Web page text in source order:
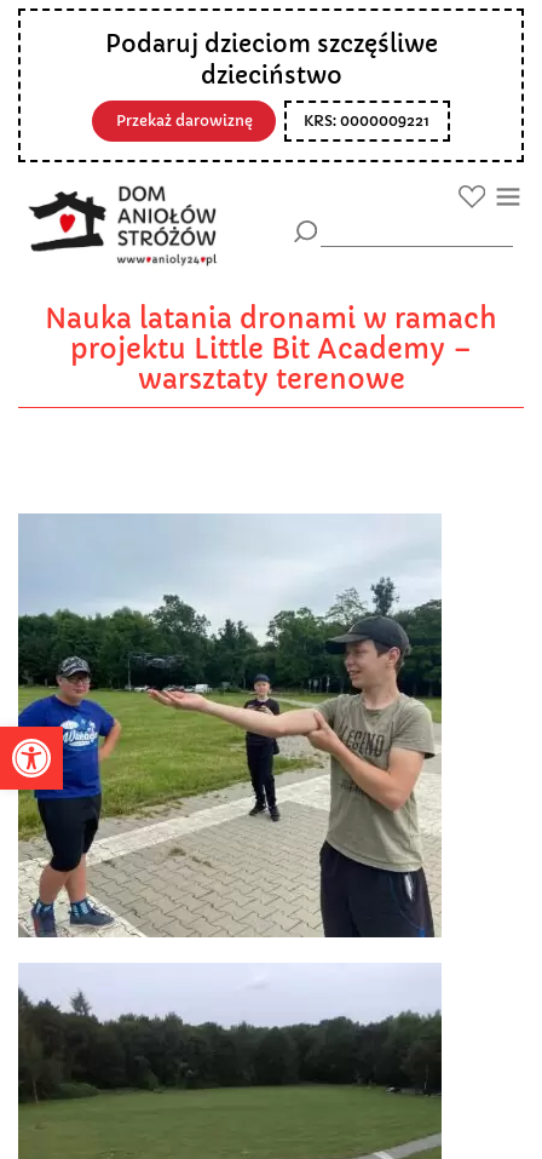
Otwórz pasek narzędzi
Podaruj dzieciom szczęśliwe
dzieciństwo
Przekaż darowiznę KRS: 0000009221
Nauka latania dronami w ramach
projektu Little Bit Academy –
warsztaty terenowe